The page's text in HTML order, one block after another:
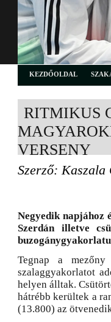
KEZDŐOLDAL
RITMIKUS
VERSENY
Szerző:
Negyedik napjához
Szerdán illetve
Tegnap a
szalaggyakorlatot
helyen álltak.
hátrébb kerültek a
(13.800) az